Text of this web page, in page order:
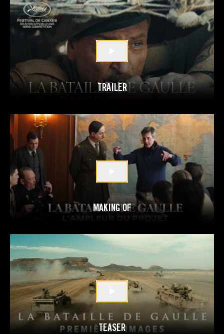
TRAILER
MAKING OF
TEASER